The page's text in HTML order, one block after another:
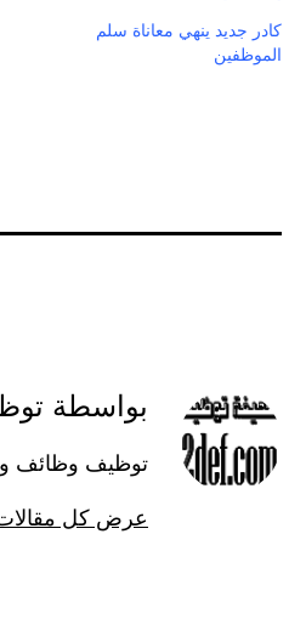
كادر جديد ينهي معاناة سلم
الموظفين
بواسطة
توظيف وظائف
عرض كل